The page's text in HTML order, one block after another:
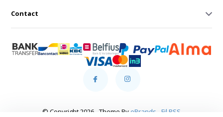
Contact
© Copyright 2026 - Theme By eBrands Fil RSS